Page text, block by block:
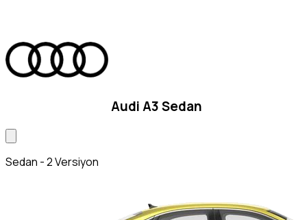
Audi A3 Sedan
Sedan - 2 Versiyon